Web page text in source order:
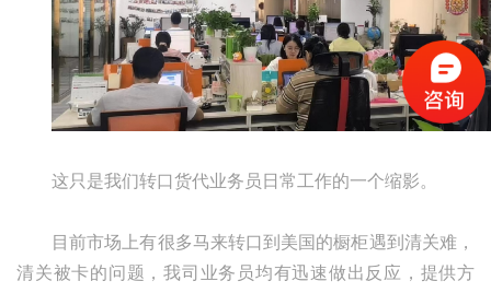
这只是我们转口货代业务员日常工作的一个缩影。
目前市场上有很多马来转口到美国的橱柜遇到清关难，
清关被卡的问题，我司业务员均有迅速做出反应，提供方